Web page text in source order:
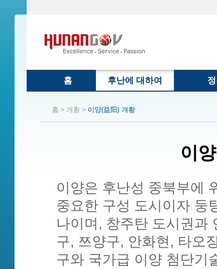
홈 후난에 대하여
홈 > 개황 > 이양(益阳) 개황
이
이양은 후난성 중북부에
중요한 구성 도시이자 둥
나이며, 창주탄 도시권과
구, 쯔양구, 안화현, 타오
구와 국가급 이양 첨단기